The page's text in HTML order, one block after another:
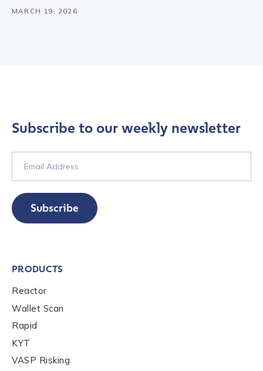
MARCH 19, 2026
Contact us
Last name
Subscribe to our weekly newsletter
Subscribe
PRODUCTS
Reactor
Wallet Scan
Rapid
KYT
VASP Risking